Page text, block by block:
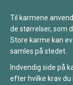
Til karmene
de størrelser, som
Store karme kan
samles på stedet.
Indvendig side på
efter hvilke krav